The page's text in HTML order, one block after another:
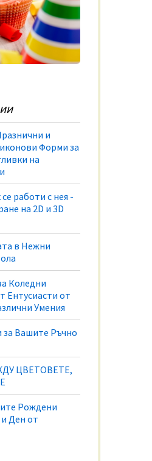
и
Форми за
на
работи с нея -
на 2D и 3D
в Нежни
Коледни
Ентусиасти от
Умения
Вашите Ръчно
ЦВЕТОВЕТЕ,
Рождени
Ден от